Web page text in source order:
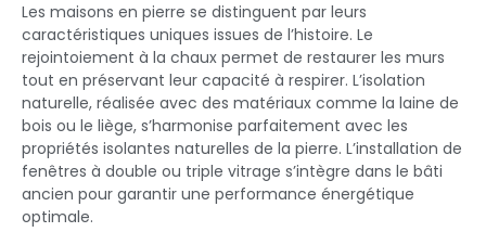
Les maisons en pierre se distinguent par leurs
caractéristiques uniques issues de l’histoire. Le
rejointoiement à la chaux permet de restaurer les murs
tout en préservant leur capacité à respirer. L’isolation
naturelle, réalisée avec des matériaux comme la laine de
bois ou le liège, s’harmonise parfaitement avec les
propriétés isolantes naturelles de la pierre. L’installation de
fenêtres à double ou triple vitrage s’intègre dans le bâti
ancien pour garantir une performance énergétique
optimale.